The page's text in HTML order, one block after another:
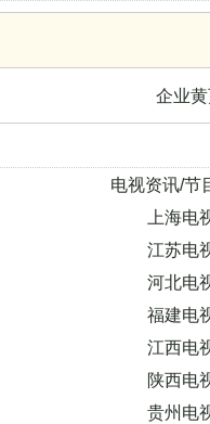
企业
电视资讯/节
上海电
江苏电
河北电
福建电
江西电
陕西电
贵州电